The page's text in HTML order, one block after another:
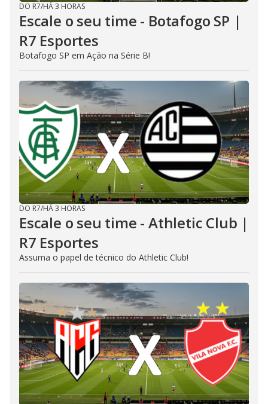
DO R7/HÁ 3 HORAS
Escale o seu time - Botafogo SP |
R7 Esportes
Botafogo SP em Ação na Série B!
DO R7/HÁ 3 HORAS
Escale o seu time - Athletic Club |
R7 Esportes
Assuma o papel de técnico do Athletic Club!